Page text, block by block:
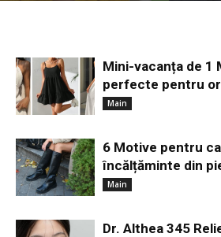
Mini-vacanța de 1
perfecte pentru
Main
6 Motive pentru
încălțăminte din
Main
Dr. Althea 345